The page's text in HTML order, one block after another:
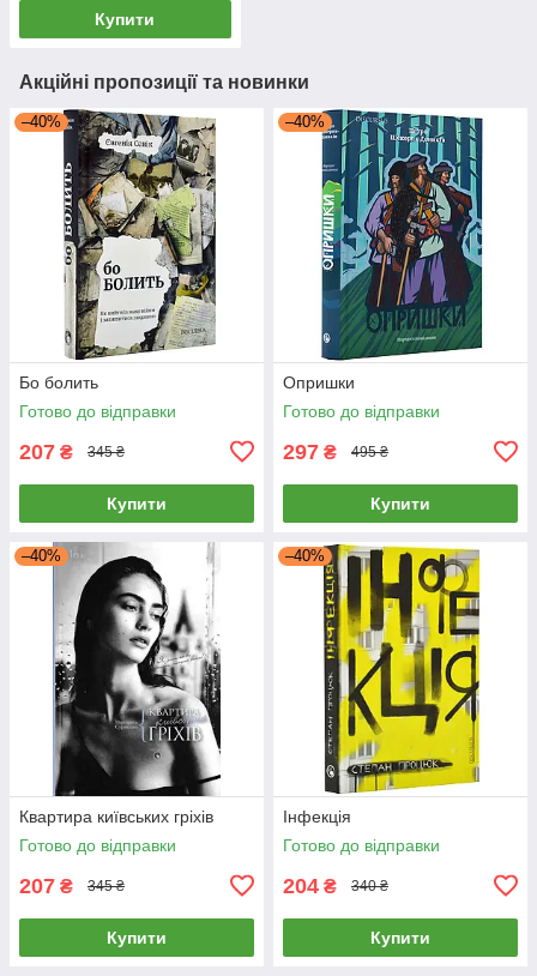
Купити
Акційні пропозиції та новинки
–40%
Бо болить
Готово до відправки
207 ₴ 345 ₴
Купити
–40%
Опришки
Готово до відправки
297 ₴ 495 ₴
Купити
–40%
Квартира київських гріхів
Готово до відправки
207 ₴ 345 ₴
Купити
–40%
Інфекція
Готово до відправки
204 ₴ 340 ₴
Купити